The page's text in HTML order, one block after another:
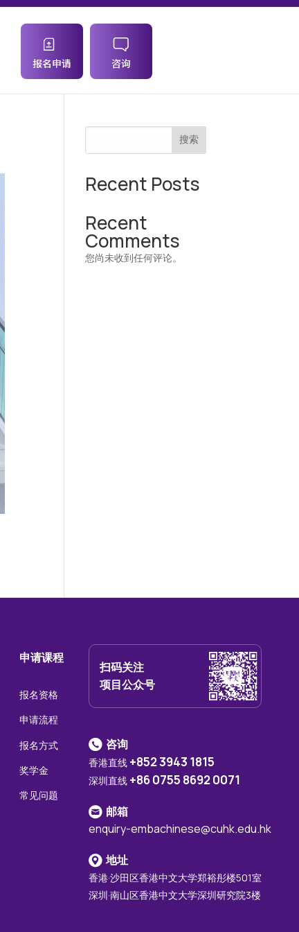
报名申请 咨询
搜索
Recent Posts
Recent
Comments
您尚未收到任何评论。
申请课程
报名资格
申请流程
报名方式
奖学金
常见问题
扫码关注
项目公众号
咨询
香港直线 +852 3943 1815
深圳直线 +86 0755 8692 0071
邮箱
enquiry-embachinese@cuhk.edu.hk
地址
香港·沙田区香港中文大学郑裕彤楼501室
深圳·南山区香港中文大学深圳研究院3楼